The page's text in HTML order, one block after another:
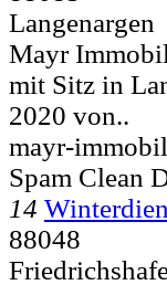
Langenargen
Mayr
mit Sitz in
2020 von..
mayr-
Spam Clean
14
88048